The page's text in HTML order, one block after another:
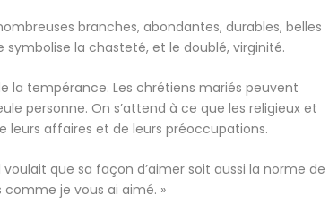
branches, abondantes, durables, belles
symbolise la chasteté, et le doublé, virginité.
la tempérance. Les chrétiens mariés peuvent
personne. On s’attend à ce que les religieux et
leurs affaires et de leurs préoccupations.
que sa façon d’aimer soit aussi la norme de
comme je vous ai aimé. »